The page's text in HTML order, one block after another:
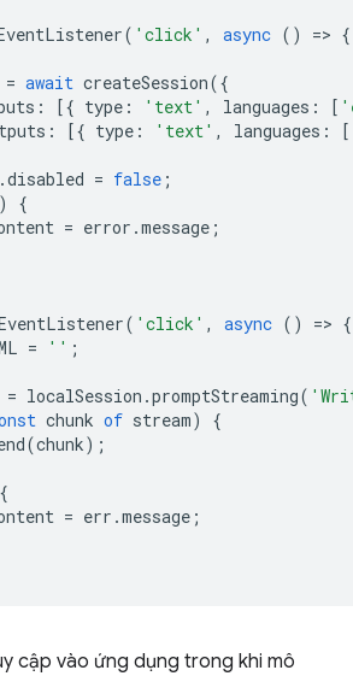
( 'click' , async () => {
= await createSession({
: [{ type : 'text' , languages : [
: [{ type : 'text' , languages : [
.disabled = false ;
)
{
= error .message ;
( 'click' , async () => {
= '' ;
= localSession .promptStreaming(
chunk of stream)
{
(chunk);
{
= err .message ;
cập vào ứng dụng trong khi mô